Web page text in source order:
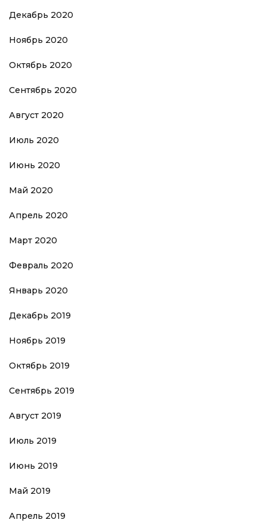
Декабрь 2020
Ноябрь 2020
Октябрь 2020
Сентябрь 2020
Август 2020
Июль 2020
Июнь 2020
Май 2020
Апрель 2020
Март 2020
Февраль 2020
Январь 2020
Декабрь 2019
Ноябрь 2019
Октябрь 2019
Сентябрь 2019
Август 2019
Июль 2019
Июнь 2019
Май 2019
Апрель 2019